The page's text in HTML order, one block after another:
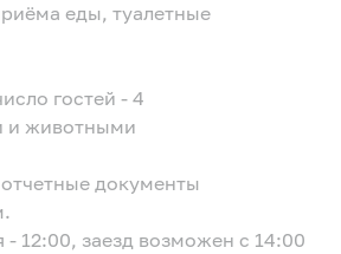
еды, туалетные
гостей - 4
и животными
документы
- 12:00, заезд возможен с 14:00